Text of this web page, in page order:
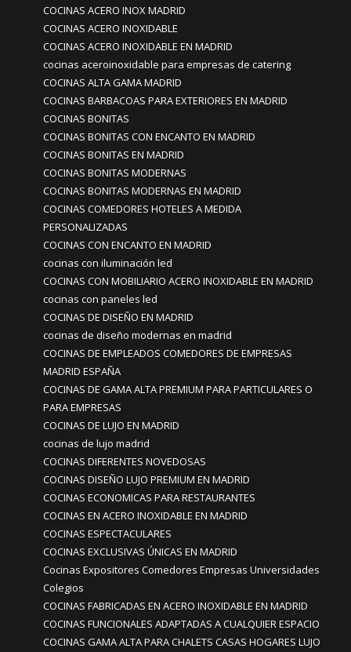
COCINAS ACERO INOX MADRID
COCINAS ACERO INOXIDABLE
COCINAS ACERO INOXIDABLE EN MADRID
cocinas aceroinoxidable para empresas de catering
COCINAS ALTA GAMA MADRID
COCINAS BARBACOAS PARA EXTERIORES EN MADRID
COCINAS BONITAS
COCINAS BONITAS CON ENCANTO EN MADRID
COCINAS BONITAS EN MADRID
COCINAS BONITAS MODERNAS
COCINAS BONITAS MODERNAS EN MADRID
COCINAS COMEDORES HOTELES A MEDIDA
PERSONALIZADAS
COCINAS CON ENCANTO EN MADRID
cocinas con iluminación led
COCINAS CON MOBILIARIO ACERO INOXIDABLE EN MADRID
cocinas con paneles led
COCINAS DE DISEÑO EN MADRID
cocinas de diseño modernas en madrid
COCINAS DE EMPLEADOS COMEDORES DE EMPRESAS
MADRID ESPAÑA
COCINAS DE GAMA ALTA PREMIUM PARA PARTICULARES O
PARA EMPRESAS
COCINAS DE LUJO EN MADRID
cocinas de lujo madrid
COCINAS DIFERENTES NOVEDOSAS
COCINAS DISEÑO LUJO PREMIUM EN MADRID
COCINAS ECONOMICAS PARA RESTAURANTES
COCINAS EN ACERO INOXIDABLE EN MADRID
COCINAS ESPECTACULARES
COCINAS EXCLUSIVAS ÚNICAS EN MADRID
Cocinas Expositores Comedores Empresas Universidades
Colegios
COCINAS FABRICADAS EN ACERO INOXIDABLE EN MADRID
COCINAS FUNCIONALES ADAPTADAS A CUALQUIER ESPACIO
COCINAS GAMA ALTA PARA CHALETS CASAS HOGARES LUJO